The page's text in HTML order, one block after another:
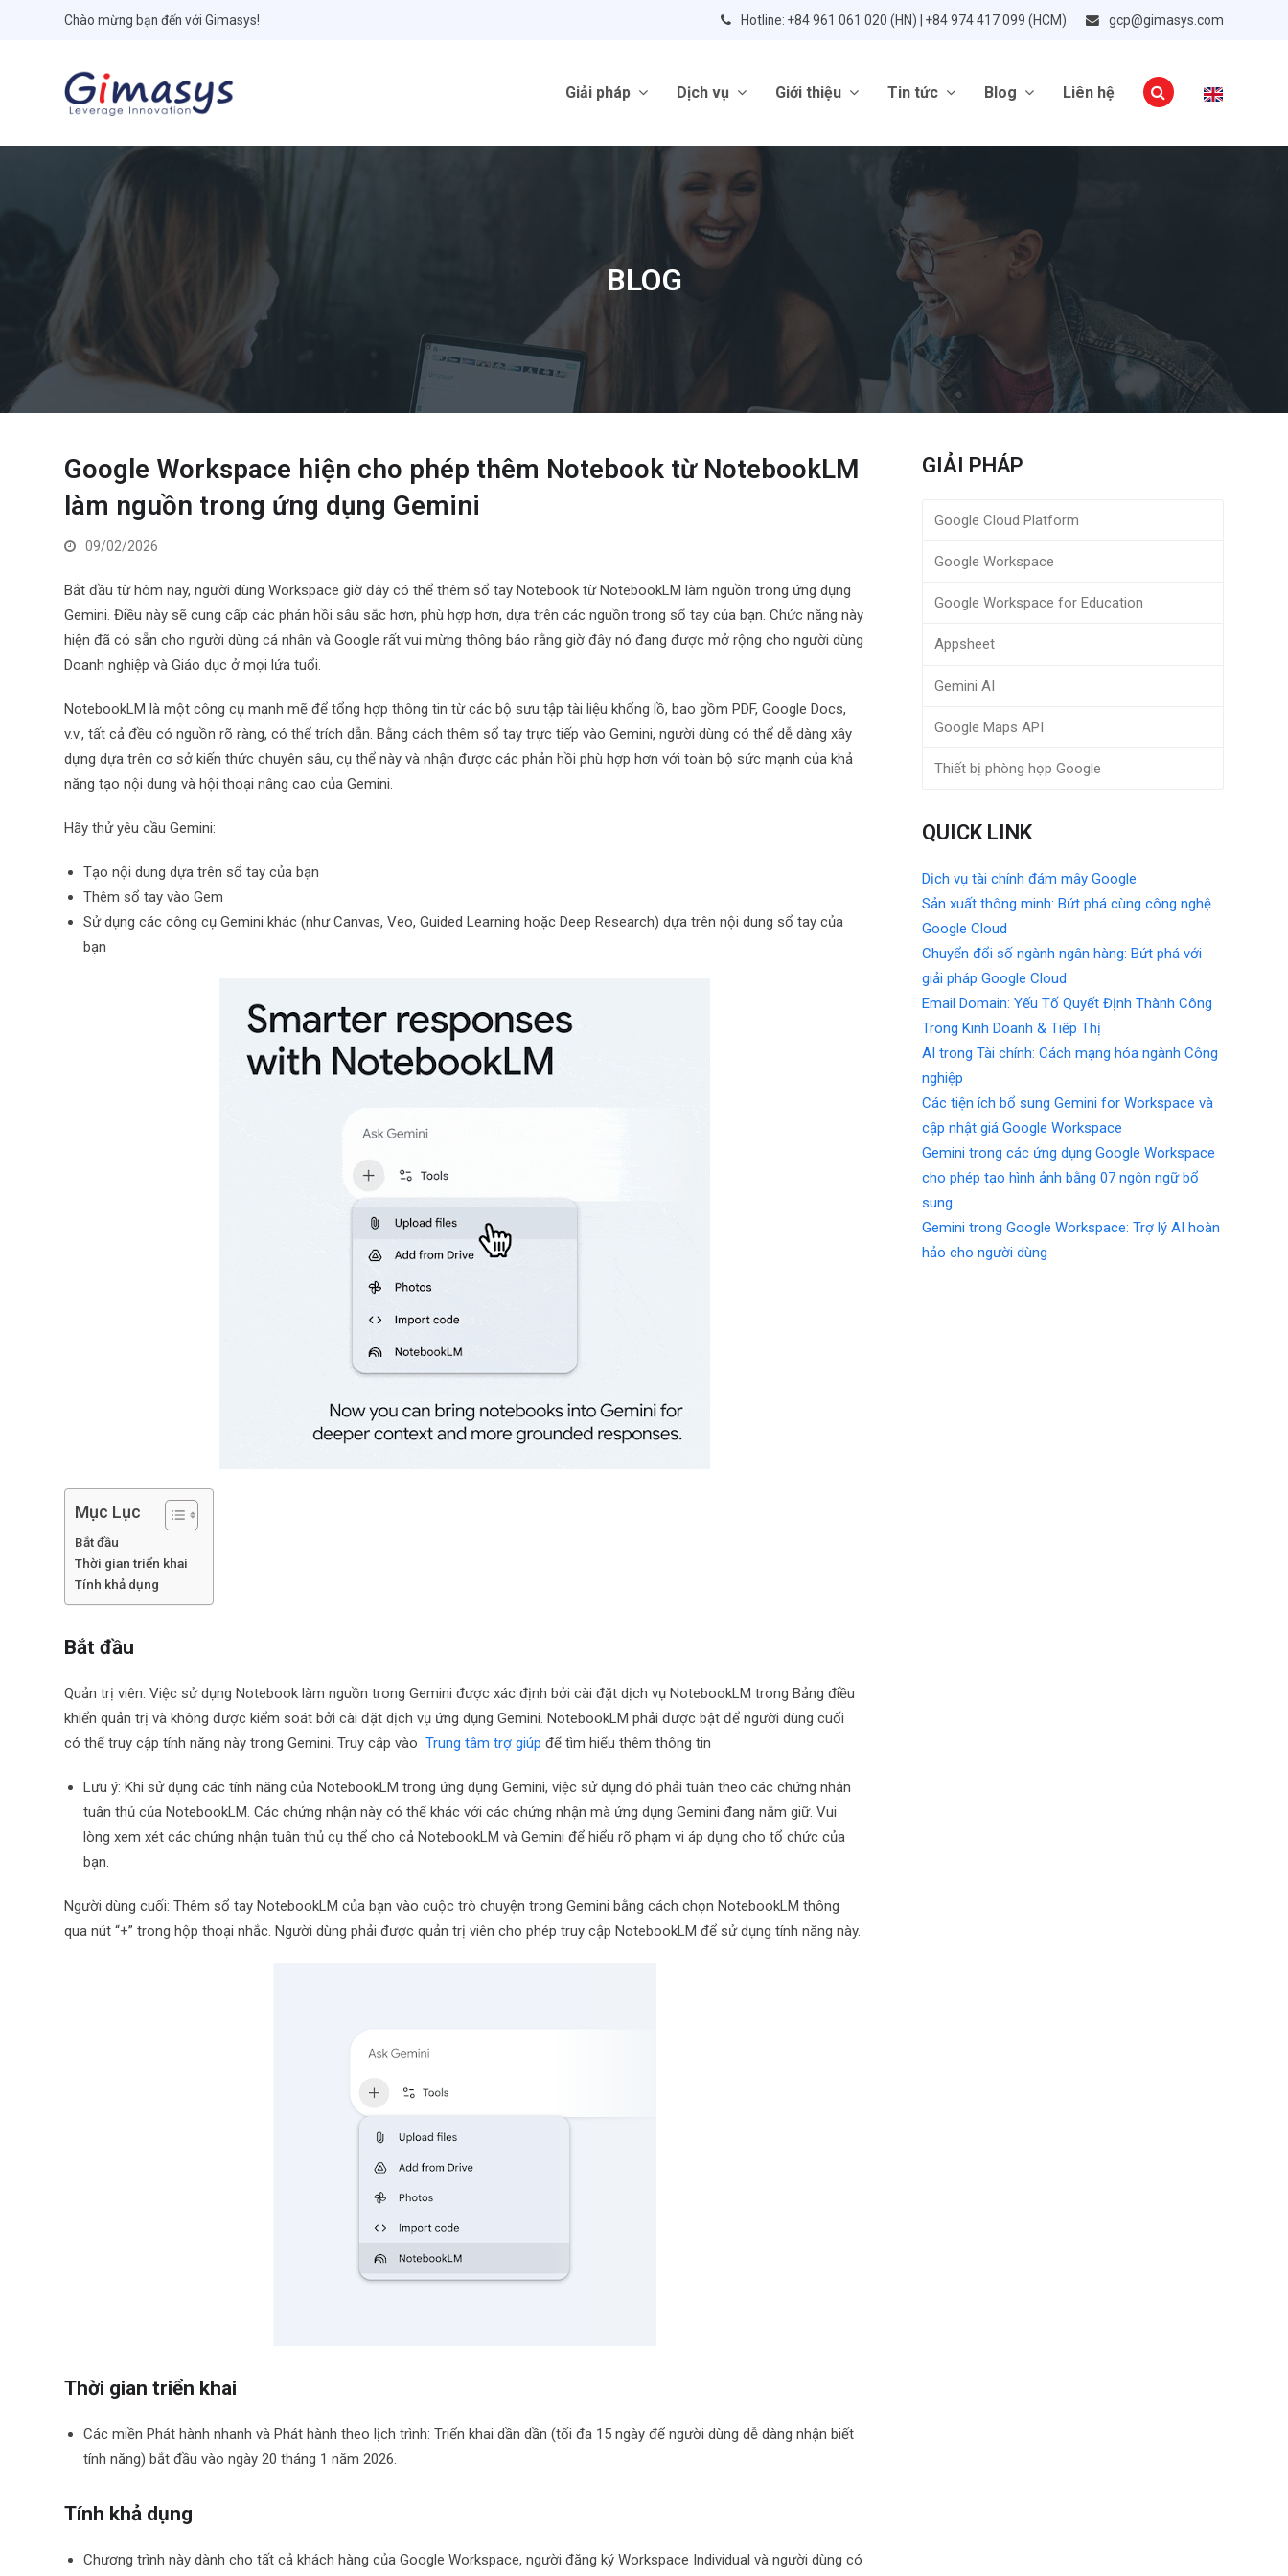
Chào mừng bạn đến với Gimasys! Hotline: +84 961 061 020 (HN) | +84 974 417 099 (HCM) gcp@gimasys.com
Giải pháp Dịch vụ Giới thiệu Tin tức Blog Liên hệ
BLOG
Google Workspace hiện cho phép thêm Notebook từ NotebookLM
làm nguồn trong ứng dụng Gemini
09/02/2026
Bắt đầu từ hôm nay, người dùng Workspace giờ đây có thể thêm sổ tay Notebook từ NotebookLM làm nguồn trong ứng dụng
Gemini. Điều này sẽ cung cấp các phản hồi sâu sắc hơn, phù hợp hơn, dựa trên các nguồn trong sổ tay của bạn. Chức năng này
hiện đã có sẵn cho người dùng cá nhân và Google rất vui mừng thông báo rằng giờ đây nó đang được mở rộng cho người dùng
Doanh nghiệp và Giáo dục ở mọi lứa tuổi.
NotebookLM là một công cụ mạnh mẽ để tổng hợp thông tin từ các bộ sưu tập tài liệu khổng lồ, bao gồm PDF, Google Docs,
v.v., tất cả đều có nguồn rõ ràng, có thể trích dẫn. Bằng cách thêm sổ tay trực tiếp vào Gemini, người dùng có thể dễ dàng xây
dựng dựa trên cơ sở kiến ​​thức chuyên sâu, cụ thể này và nhận được các phản hồi phù hợp hơn với toàn bộ sức mạnh của khả
năng tạo nội dung và hội thoại nâng cao của Gemini.
Hãy thử yêu cầu Gemini:
Tạo nội dung dựa trên sổ tay của bạn
Thêm sổ tay vào Gem
Sử dụng các công cụ Gemini khác (như Canvas, Veo, Guided Learning hoặc Deep Research) dựa trên nội dung sổ tay của
bạn
Mục Lục
Bắt đầu
Thời gian triển khai
Tính khả dụng
Bắt đầu
Quản trị viên: Việc sử dụng Notebook làm nguồn trong Gemini được xác định bởi cài đặt dịch vụ NotebookLM trong Bảng điều
khiển quản trị và không được kiểm soát bởi cài đặt dịch vụ ứng dụng Gemini. NotebookLM phải được bật để người dùng cuối
có thể truy cập tính năng này trong Gemini. Truy cập vàoTrung tâm trợ giúp để tìm hiểu thêm thông tin
Lưu ý: Khi sử dụng các tính năng của NotebookLM trong ứng dụng Gemini, việc sử dụng đó phải tuân theo các chứng nhận
tuân thủ của NotebookLM. Các chứng nhận này có thể khác với các chứng nhận mà ứng dụng Gemini đang nắm giữ. Vui
lòng xem xét các chứng nhận tuân thủ cụ thể cho cả NotebookLM và Gemini để hiểu rõ phạm vi áp dụng cho tổ chức của
bạn.
Người dùng cuối: Thêm sổ tay NotebookLM của bạn vào cuộc trò chuyện trong Gemini bằng cách chọn NotebookLM thông
qua nút “+” trong hộp thoại nhắc. Người dùng phải được quản trị viên cho phép truy cập NotebookLM để sử dụng tính năng này.
Thời gian triển khai
Các miền Phát hành nhanh và Phát hành theo lịch trình: Triển khai dần dần (tối đa 15 ngày để người dùng dễ dàng nhận biết
tính năng) bắt đầu vào ngày 20 tháng 1 năm 2026.
Tính khả dụng
Chương trình này dành cho tất cả khách hàng của Google Workspace, người đăng ký Workspace Individual và người dùng có
GIẢI PHÁP
Google Cloud Platform
Google Workspace
Google Workspace for Education
Appsheet
Gemini AI
Google Maps API
Thiết bị phòng họp Google
QUICK LINK
Dịch vụ tài chính đám mây Google
Sản xuất thông minh: Bứt phá cùng công nghệ
Google Cloud
Chuyển đổi số ngành ngân hàng: Bứt phá với
giải pháp Google Cloud
Email Domain: Yếu Tố Quyết Định Thành Công
Trong Kinh Doanh & Tiếp Thị
AI trong Tài chính: Cách mạng hóa ngành Công
nghiệp
Các tiện ích bổ sung Gemini for Workspace và
cập nhật giá Google Workspace
Gemini trong các ứng dụng Google Workspace
cho phép tạo hình ảnh bằng 07 ngôn ngữ bổ
sung
Gemini trong Google Workspace: Trợ lý AI hoàn
hảo cho người dùng